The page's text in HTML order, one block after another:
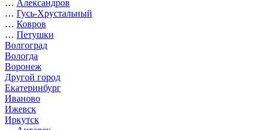
… Александров
… Гусь-Хрустальный
… Ковров
… Петушки
Волгоград
Вологда
Воронеж
Другой город
Екатеринбург
Иваново
Ижевск
Иркутск